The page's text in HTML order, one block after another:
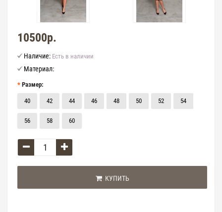
10500р.
Наличие: Есть в наличии
Материал:
Размер:
40 42 44 46 48 50 52 54
56 58 60
КУПИТЬ